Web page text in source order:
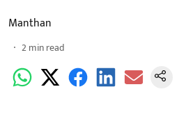
Manthan
2min read